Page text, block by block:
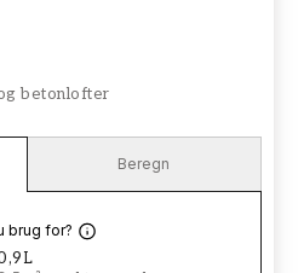
betonlofter
Beregn
brug for?